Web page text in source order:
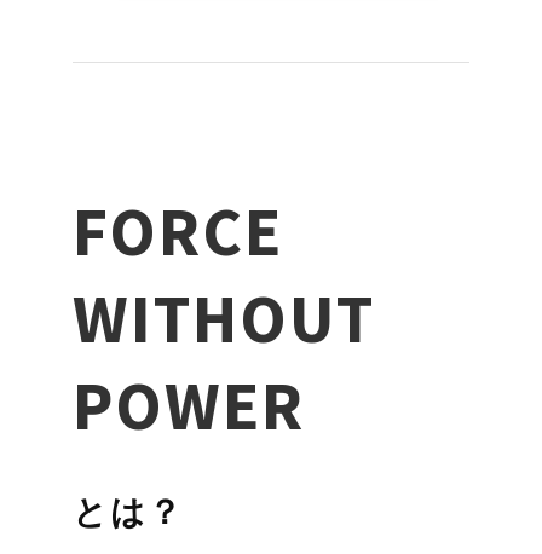
FORCE
WITHOUT
POWER
とは？